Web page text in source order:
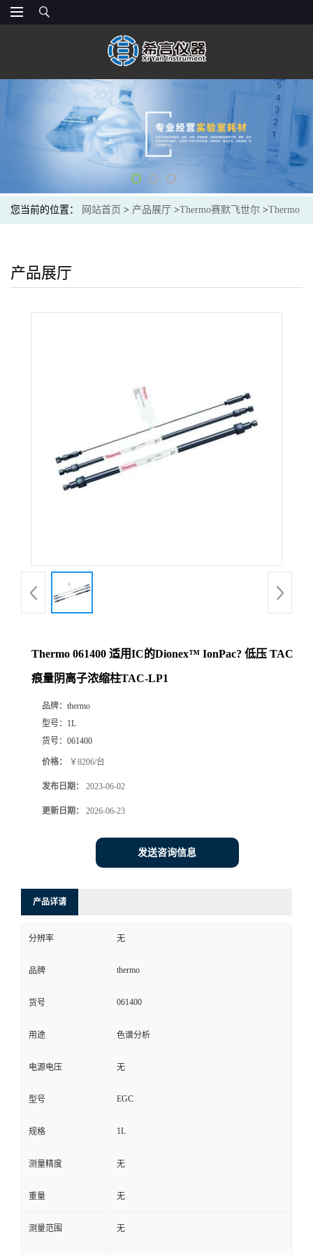
您当前的位置： 网站首页 > 产品展厅 >Thermo赛默飞世尔 >Thermo
LP1
产品展厅
Thermo 061400 适用IC的Dionex™ IonPac? 低压 TAC
痕量阴离子浓缩柱TAC-LP1
品牌： thermo
型号： 1L
货号： 061400
价格： ￥8206/台
发布日期： 2023-06-02
更新日期： 2026-06-23
发送咨询信息
产品详请
分辨率 无
品牌 thermo
货号 061400
用途 色谱分析
电源电压 无
型号 EGC
规格 1L
测量精度 无
重量 无
测量范围 无